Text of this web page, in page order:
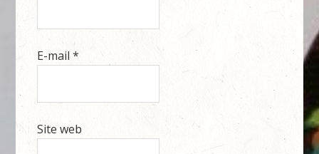
E-mail*
Site web